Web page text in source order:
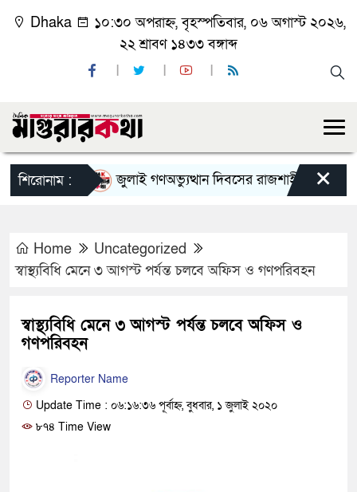
Dhaka
১০:৩০ অপরাহ্ন, বৃহস্পতিবার, ০৬ অগাস্ট ২০২৬,
২২ শ্রাবণ ১৪৩৩ বঙ্গাব্দ
শিরোনাম : জুলাই গণঅভ্যুত্থান দিবসের রাজশাহী মহানগর×
Home
Uncategorized
স্বাস্থ্যবিধি মেনে ৩ আগস্ট পর্যন্ত চলবে অফিস ও গণপরিবহন
স্বাস্থ্যবিধি মেনে ৩ আগস্ট পর্যন্ত চলবে অফিস ও
গণপরিবহন
Reporter Name
Update Time : ০৬:১৬:৩৬ পূর্বাহ্ন, বুধবার, ১ জুলাই ২০২০
৮৭৪ Time View